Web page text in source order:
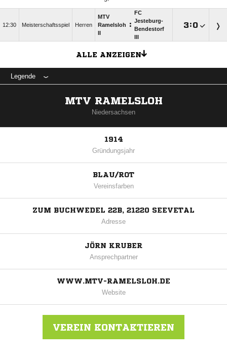
12:30 Meisterschaftsspiel Herren
MTV
Ramelsloh
:
FC
Jesteburg-
Bendestorf
:
ALLE ANZEIGEN
Legende
MTV RAMELSLOH
Niedersachsen
1914
Gründungsjahr
BLAU/ROT
Vereinsfarben
ZUM BUCHWEDEL 22B, 21220 SEEVETAL
Adresse
JÖRN KRUBER
Ansprechpartner
WWW.MTV-RAMELSLOH.DE
Website
VEREIN KONTAKTIEREN